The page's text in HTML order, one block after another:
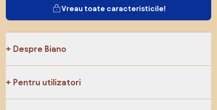
Vreau toate caracteristicile!
Despre Biano
Pentru utilizatori